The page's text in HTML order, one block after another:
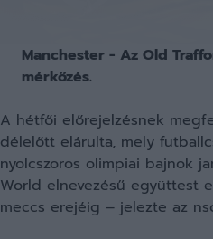
Manchester - Az Old
mérkőzés.
A hétfői előrejelzésnek
délelőtt elárulta, mely
nyolcszoros olimpiai bajnok
World elnevezésű együttest
meccs erejéig – jelezte az